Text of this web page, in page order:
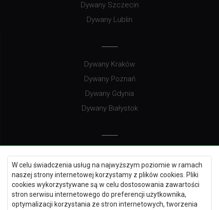
W celu świadczenia usług na najwyższym poziomie w ramach
naszej strony internetowej korzystamy z plików cookies. Pliki
cookies wykorzystywane są w celu dostosowania zawartości
stron serwisu internetowego do preferencji użytkownika,
optymalizacji korzystania ze stron internetowych, tworzenia
Dywany Szczecin
Dywany Lublin
Dywany Kraków
Dywany Poznań
Dywany Gdynia
Dywany Białystok
Dywany Gdańsk
Dywany Toruń
Dywany Bydgoszcz